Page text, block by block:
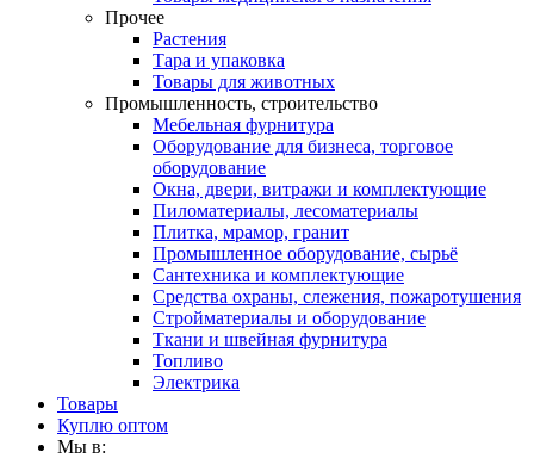
Прочее
Растения
Тара и упаковка
Товары для животных
Промышленность, строительство
Мебельная фурнитура
Оборудование для бизнеса, торговое
оборудование
Окна, двери, витражи и комплектующие
Пиломатериалы, лесоматериалы
Плитка, мрамор, гранит
Промышленное оборудование, сырьё
Сантехника и комплектующие
Средства охраны, слежения, пожаротушения
Стройматериалы и оборудование
Ткани и швейная фурнитура
Топливо
Электрика
Товары
Куплю оптом
Мы в: